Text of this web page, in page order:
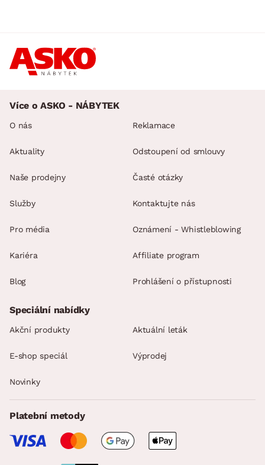
Více o ASKO - NÁBYTEK
O nás
Aktuality
Naše prodejny
Služby
Pro média
Kariéra
Blog
Reklamace
Odstoupení od smlouvy
Časté otázky
Kontaktujte nás
Oznámení - Whistleblowing
Affiliate program
Prohlášení o přístupnosti
Speciální nabídky
Akční produkty Aktuální leták
E-shop speciál Výprodej
Novinky
Platební metody